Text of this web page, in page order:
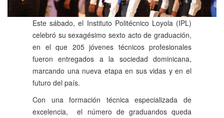
Este sábado, el Instituto Politécnico Loyola (IPL)
celebró su sexagésimo sexto acto de graduación,
en el que 205 jóvenes técnicos profesionales
fueron entregados a la sociedad dominicana,
marcando una nueva etapa en sus vidas y en el
futuro del país.
Con una formación técnica especializada de
excelencia, el número de graduandos queda